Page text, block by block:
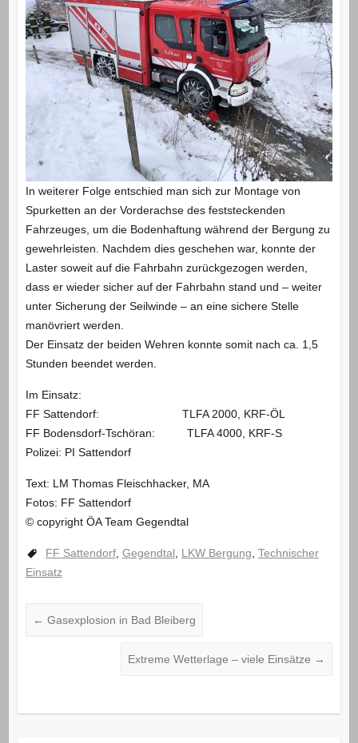
In weiterer Folge entschied man sich zur Montage von
Spurketten an der Vorderachse des feststeckenden
Fahrzeuges, um die Bodenhaftung während der Bergung zu
gewehrleisten. Nachdem dies geschehen war, konnte der
Laster soweit auf die Fahrbahn zurückgezogen werden,
dass er wieder sicher auf der Fahrbahn stand und – weiter
unter Sicherung der Seilwinde – an eine sichere Stelle
manövriert werden.
Der Einsatz der beiden Wehren konnte somit nach ca. 1,5
Stunden beendet werden.
Im Einsatz:
FF Sattendorf: TLFA 2000, KRF-ÖL
FF Bodensdorf-Tschöran: TLFA 4000, KRF-S
Polizei: PI Sattendorf
Text: LM Thomas Fleischhacker, MA
Fotos: FF Sattendorf
© copyright ÖA Team Gegendtal
FF Sattendorf, Gegendtal, LKW Bergung, Technischer
Einsatz
← Gasexplosion in Bad Bleiberg
Extreme Wetterlage – viele Einsätze →